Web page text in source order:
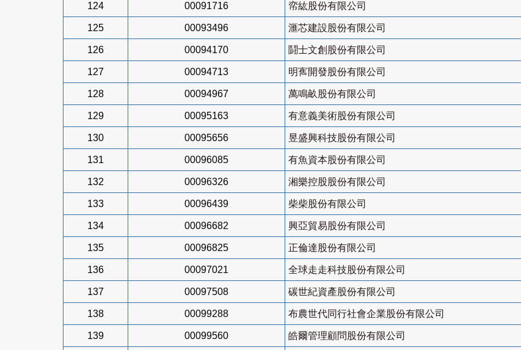
124 00091716 帟紘股份有限公司
125 00093496 滙芯建設股份有限公司
126 00094170 鬪士文創股份有限公司
127 00094713 明寯開發股份有限公司
128 00094967 萬鳴畝股份有限公司
129 00095163 有意義美術股份有限公司
130 00095656 昱盛興科技股份有限公司
131 00096085 有魚資本股份有限公司
132 00096326 湘樂控股股份有限公司
133 00096439 柴柴股份有限公司
134 00096682 興亞貿易股份有限公司
135 00096825 正倫達股份有限公司
136 00097021 全球走走科技股份有限公司
137 00097508 碳世紀資產股份有限公司
138 00099288 布農世代同行社會企業股份有限公司
139 00099560 皓爾管理顧問股份有限公司